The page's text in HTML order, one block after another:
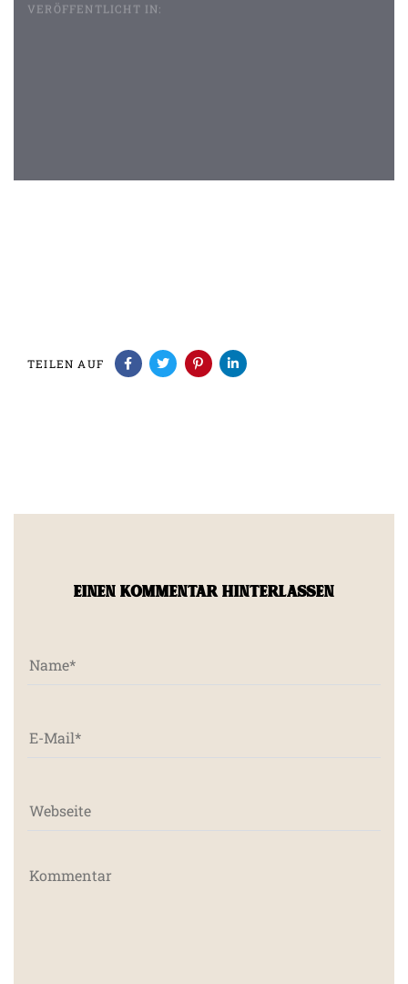
VERÖFFENTLICHT IN:
TEILEN AUF
EINEN KOMMENTAR HINTERLASSEN